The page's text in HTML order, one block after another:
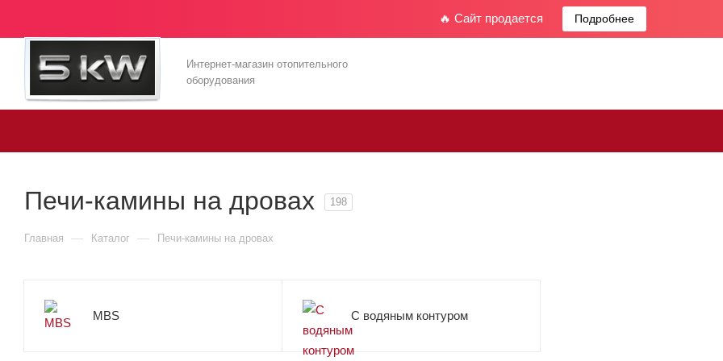
🔥 Сайт продается Подробнее
Интернет-магазин отопительного
оборудования
Печи-камины на дровах 198
Главная — Каталог — Печи-камины на дровах
MBS С водяным контуром